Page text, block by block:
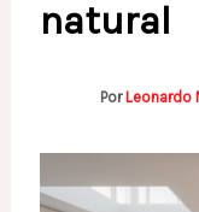
natural
Por Leonardo